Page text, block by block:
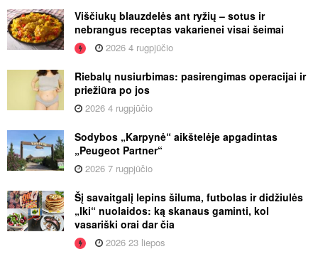
Viščiukų blauzdelės ant ryžių – sotus ir
nebrangus receptas vakarienei visai šeimai
2026 4 rugpjūčio
Riebalų nusiurbimas: pasirengimas operacijai ir
priežiūra po jos
2026 4 rugpjūčio
Sodybos „Karpynė“ aikštelėje apgadintas
„Peugeot Partner“
2026 7 rugpjūčio
Šį savaitgalį lepins šiluma, futbolas ir didžiulės
„Iki“ nuolaidos: ką skanaus gaminti, kol
vasariški orai dar čia
2026 23 liepos